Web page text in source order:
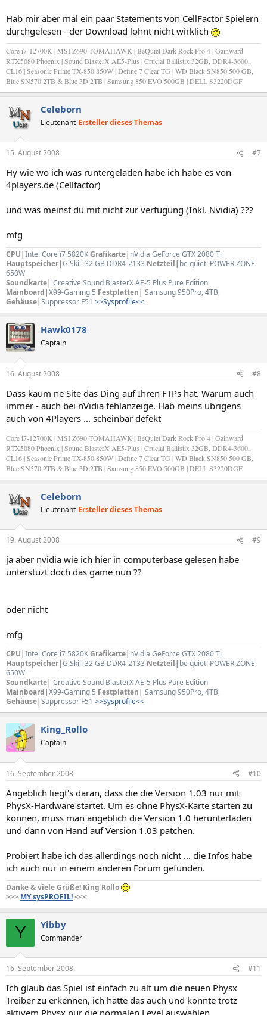
Hab mir aber mal ein paar Statements von CellFactor Spielern
durchgelesen - der Download lohnt nicht wirklich
Core i7-12700K | MSI Z690 TOMAHAWK | BeQuiet Dark Rock Pro 4 | Gainward
RTX5080 Phoenix | Sound BlasterX AE5-Plus | Crucial Ballistix 32GB, DDR4-3600,
CL16 | Seasonic Prime TX-850 850W | Define 7 Clear TG | WD Black SN850 500 GB,
Blue SN570 2TB & Blue 3D 2TB | Samsung 850 EVO 500GB | DELL S3220DGF
Celeborn
Lieutenant Ersteller dieses Themas
15. August 2008 #7
Hy wie wo ich was runtergeladen habe ich habe es von
4players.de (Cellfactor)
und was meinst du mit nicht zur verfügung (Inkl. Nvidia) ???
mfg
CPU|Intel Core i7 5820KGrafikarte| nVidia GeForce GTX 2080 Ti
Hauptspeicher|G.Skill 32 GB DDR4-2133 Netzteil| be quiet! POWER ZONE
650W
Soundkarte| Creative Sound BlasterX AE-5 Plus Pure Edition
Mainboard|X99-Gaming 5 Festplatten| Samsung 950Pro, 4TB,
Gehäuse|Suppressor F51 >>Sysprofile<<
Hawk0178
Captain
16. August 2008 #8
Dass kaum ne Site das Ding auf Ihren FTPs hat. Warum auch
immer - auch bei nVidia fehlanzeige. Hab meins übrigens
auch von 4Players ... scheinbar defekt
Core i7-12700K | MSI Z690 TOMAHAWK | BeQuiet Dark Rock Pro 4 | Gainward
RTX5080 Phoenix | Sound BlasterX AE5-Plus | Crucial Ballistix 32GB, DDR4-3600,
CL16 | Seasonic Prime TX-850 850W | Define 7 Clear TG | WD Black SN850 500 GB,
Blue SN570 2TB & Blue 3D 2TB | Samsung 850 EVO 500GB | DELL S3220DGF
Celeborn
Lieutenant Ersteller dieses Themas
19. August 2008 #9
ja aber nvidia wie ich hier in computerbase gelesen habe
unterstüzt doch das game nun ??
oder nicht
mfg
CPU|Intel Core i7 5820KGrafikarte| nVidia GeForce GTX 2080 Ti
Hauptspeicher|G.Skill 32 GB DDR4-2133 Netzteil| be quiet! POWER ZONE
650W
Soundkarte| Creative Sound BlasterX AE-5 Plus Pure Edition
Mainboard|X99-Gaming 5 Festplatten| Samsung 950Pro, 4TB,
Gehäuse|Suppressor F51 >>Sysprofile<<
King_Rollo
Captain
16. September 2008 #10
Angeblich liegt's daran, dass die die Version 1.03 nur mit
PhysX-Hardware startet. Um es ohne PhysX-Karte starten zu
können, muss man angeblich die Version 1.0 herunterladen
und dann von Hand auf Version 1.03 patchen.
Probiert habe ich das allerdings noch nicht ... die Infos habe
ich auch nur in einem anderen Forum gefunden.
Danke & viele Grüße! King Rollo
>>> MY sysPROFIL!<<<
Y Yibby
Commander
16. September 2008 #11
Ich glaub das Spiel ist einfach zu alt um die neuen Physx
Treiber zu erkennen, ich hatte das auch und konnte trotz
aktivem Physx nur die normalen Level auswählen.